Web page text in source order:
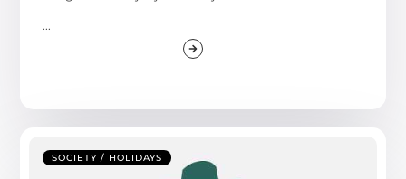
...
SOCIETY / HOLIDAYS